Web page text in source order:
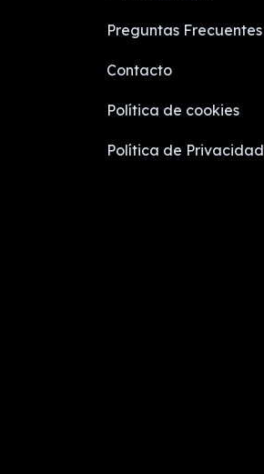
Preguntas Frecuentes
Contacto
Política de cookies
Política de Privacidad